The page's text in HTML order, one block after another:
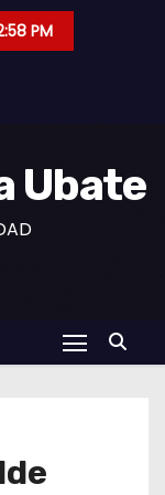
PM
Ubate